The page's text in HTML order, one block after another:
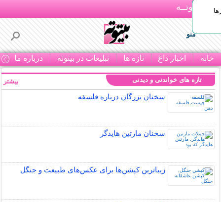
بـیتوتــه
منو
خانه اخبار داغ تازه ها تبلیغات در بیتوته درباره ما
تازه های خواندنی و دیدنی
سخنان بزرگان درباره فلسفه
سخنان مارتین هایدگر
زیباترین کپشن‌ها برای عکس‌های طبیعت و جنگل
بیشتر